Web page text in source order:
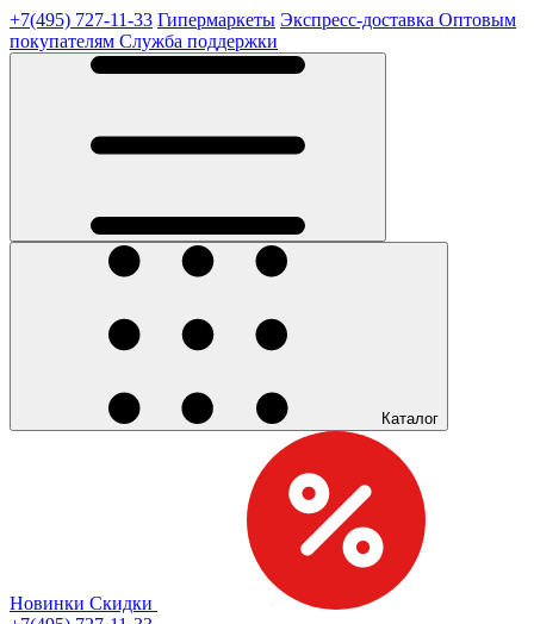
+7(495) 727-11-33 Гипермаркеты Экспресс-доставка Оптовым
покупателям Служба поддержки
Каталог
Новинки Скидки